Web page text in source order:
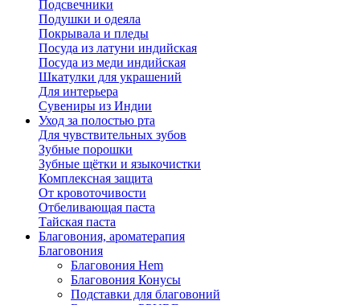
Подсвечники
Подушки и одеяла
Покрывала и пледы
Посуда из латуни индийская
Посуда из меди индийская
Шкатулки для украшений
Для интерьера
Сувениры из Индии
Уход за полостью рта
Для чувствительных зубов
Зубные порошки
Зубные щётки и языкочистки
Комплексная защита
От кровоточивости
Отбеливающая паста
Тайская паста
Благовония, ароматерапия
Благовония
Благовония Hem
Благовония Конусы
Подставки для благовоний